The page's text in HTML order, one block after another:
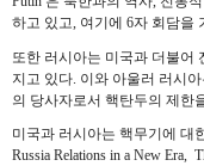
하고 있고, 여기에 6자 회담을
또한 러시아는 미국과 더불어
지고 있다. 이와 아울러 러시
의 당사자로서 핵탄두의 제한
미국과 러시아는 핵무기에 대
Russia Relations in a New Era,